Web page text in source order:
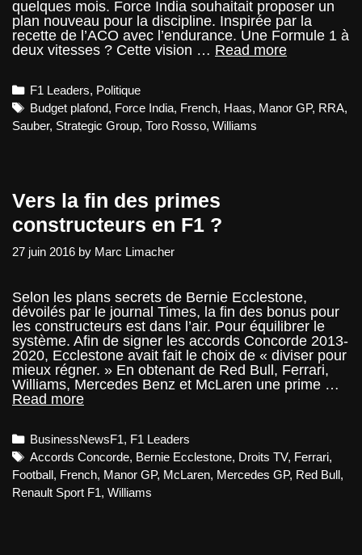
quelques mois. Force India souhaitait proposer un
plan nouveau pour la discipline. Inspirée par la
recette de l’ACO avec l’endurance. Une Formule 1 à
deux vitesses ? Cette vision … Read moreLe
F1_2
Categories
F1 Leaders, Politique
Tags
Budget plafond, Force India, French, Haas, Manor GP, RRA,
Sauber, Strategic Group, Toro Rosso, Williams
Vers la fin des primes
constructeurs en F1 ?
27 juin 2016 by Marc Limacher
Selon les plans secrets de Bernie Ecclestone,
dévoilés par le journal Times, la fin des bonus pour
les constructeurs est dans l’air. Pour équilibrer le
système. Afin de signer les accords Concorde 2013-
2020, Ecclestone avait fait le choix de « diviser pour
mieux régner. » En obtenant de Red Bull, Ferrari,
Williams, Mercedes Benz et McLaren une prime …
Read moreVers
des
primes
constructeurs
en
F1
Categories
BusinessNewsF1, F1 Leaders
Tags
Accords Concorde, Bernie Ecclestone, Droits TV, Ferrari,
Football, French, Manor GP, McLaren, Mercedes GP, Red Bull,
Renault Sport F1, Williams